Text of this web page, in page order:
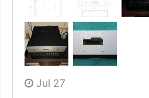
Jul 27